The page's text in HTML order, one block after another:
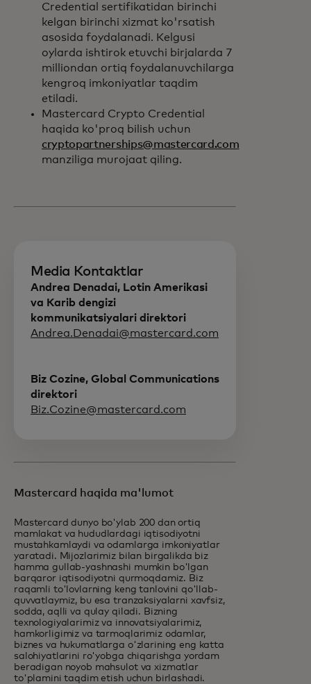
Credential sertifikatidan birinchi
kelgan birinchi xizmat ko'rsatish
asosida foydalanadi. Kelgusi
oylarda ishtirok etuvchi birjalarda 7
milliondan ortiq foydalanuvchilarga
kengroq imkoniyatlar taqdim
etiladi.
Mastercard Crypto Credential
haqida ko'proq bilish uchun
cryptopartnerships@mastercard.com
manziliga murojaat qiling.
Media Kontaktlar
Andrea Denadai, Lotin Amerikasi
va Karib dengizi
kommunikatsiyalari direktori
Andrea.Denadai@mastercard.com
Biz Cozine, Global Communications
direktori
Biz.Cozine@mastercard.com
Mastercard haqida ma'lumot
Mastercard dunyo bo'ylab 200 dan ortiq
mamlakat va hududlardagi iqtisodiyotni
mustahkamlaydi va odamlarga imkoniyatlar
yaratadi. Mijozlarimiz bilan birgalikda biz
hamma gullab-yashnashi mumkin bo'lgan
barqaror iqtisodiyotni qurmoqdamiz. Biz
raqamli to'lovlarning keng tanlovini qo'llab-
quvvatlaymiz, bu esa tranzaksiyalarni xavfsiz,
sodda, aqlli va qulay qiladi. Bizning
texnologiyalarimiz va innovatsiyalarimiz,
hamkorligimiz va tarmoqlarimiz odamlar,
biznes va hukumatlarga o'zlarining eng katta
salohiyatlarini ro'yobga chiqarishga yordam
beradigan noyob mahsulot va xizmatlar
to'plamini taqdim etish uchun birlashadi.